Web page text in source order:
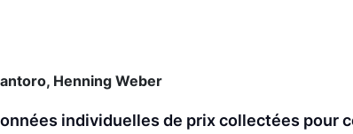
Henning Weber
individuelles de prix collectées pour